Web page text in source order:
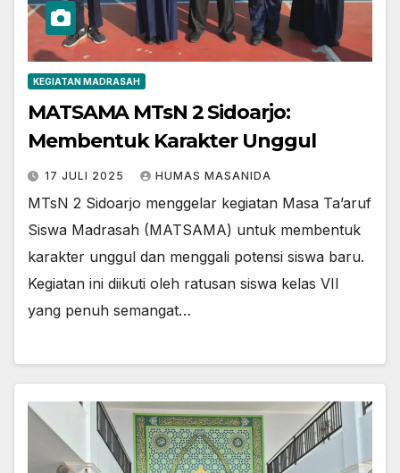
KEGIATAN MADRASAH
MATSAMA MTsN 2 Sidoarjo:
Membentuk Karakter Unggul
17 JULI 2025 HUMAS MASANIDA
MTsN 2 Sidoarjo menggelar kegiatan Masa Ta’aruf
Siswa Madrasah (MATSAMA) untuk membentuk
karakter unggul dan menggali potensi siswa baru.
Kegiatan ini diikuti oleh ratusan siswa kelas VII
yang penuh semangat…